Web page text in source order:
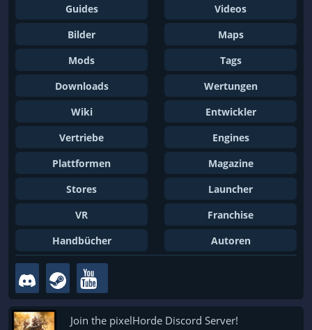
Guides
Videos
Bilder
Maps
Mods
Tags
Downloads
Wertungen
Wiki
Entwickler
Vertriebe
Engines
Plattformen
Magazine
Stores
Launcher
VR
Franchise
Handbücher
Autoren
Join the pixelHorde Discord Server!